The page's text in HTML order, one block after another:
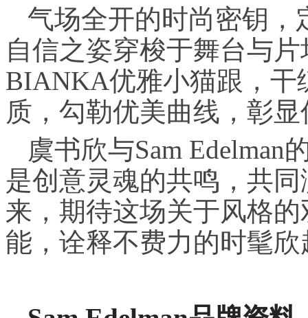
气场全开的时尚密钥，
自信之姿穿梭于舞台与
BIANKA优雅小猫跟，干
质，勾勒优美曲线，彰
虞书欣与Sam
是创意灵魂的共鸣，共
来，期待这场关于风格
能，诠释不费力的时髦欣